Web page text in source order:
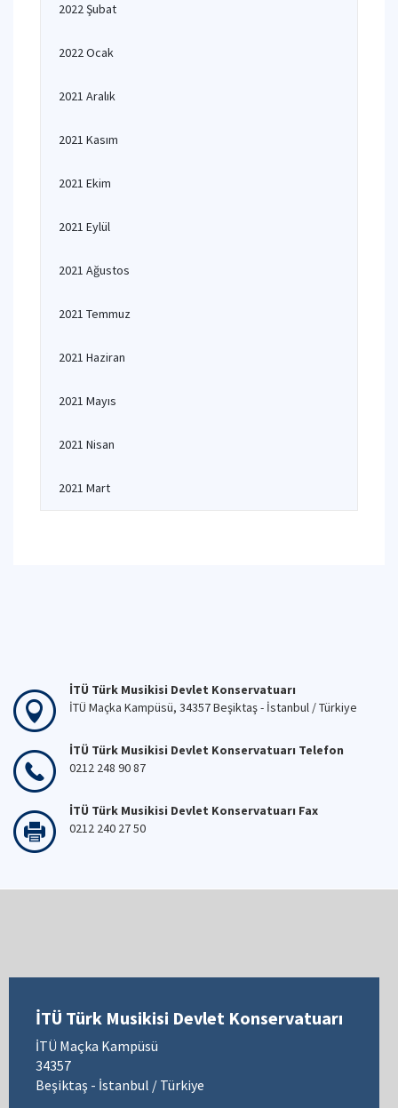
2022 Şubat
2022 Ocak
2021 Aralık
2021 Kasım
2021 Ekim
2021 Eylül
2021 Ağustos
2021 Temmuz
2021 Haziran
2021 Mayıs
2021 Nisan
2021 Mart
İTÜ Türk Musikisi Devlet Konservatuarı
İTÜ Maçka Kampüsü, 34357 Beşiktaş - İstanbul / Türkiye
İTÜ Türk Musikisi Devlet Konservatuarı Telefon
0212 248 90 87
İTÜ Türk Musikisi Devlet Konservatuarı Fax
0212 240 27 50
İTÜ Türk Musikisi Devlet Konservatuarı
İTÜ Maçka Kampüsü
34357
Beşiktaş - İstanbul / Türkiye